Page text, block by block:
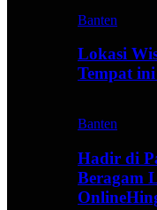
Banten
Lokasi
Tempat
Banten
Hadir di
Beragam